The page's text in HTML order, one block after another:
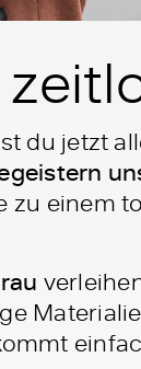
du jetzt
zu einem